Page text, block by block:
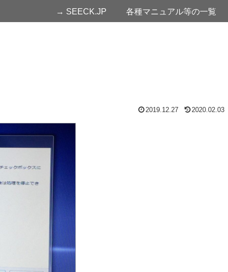
→ SEECK.JP 各種マニュアル等の一覧
2019.12.27 2020.02.03